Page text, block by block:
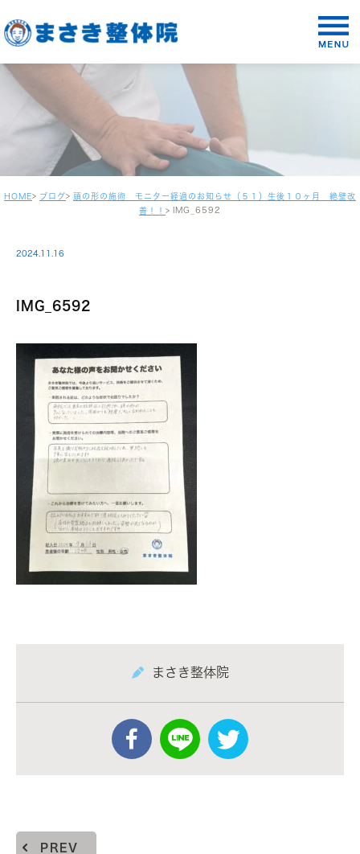
HOME ブログ
頭の形の施術 モニター経過のお知らせ（５１）生後１０ヶ月 絶壁改
善！！
IMG_6592
2024.11.16
IMG_6592
まさき整体院
PREV